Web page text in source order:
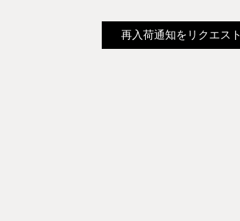
再入荷通知をリクエスト